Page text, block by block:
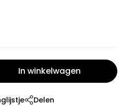
In winkelwagen
Delen